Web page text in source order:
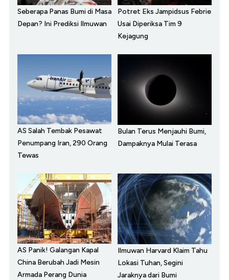
Seberapa Panas Bumi di Masa
Depan? Ini Prediksi Ilmuwan
Potret Eks Jampidsus Febrie
Usai Diperiksa Tim 9
Kejagung
AS Salah Tembak Pesawat
Penumpang Iran, 290 Orang
Tewas
Bulan Terus Menjauhi Bumi,
Dampaknya Mulai Terasa
AS Panik! Galangan Kapal
China Berubah Jadi Mesin
Armada Perang Dunia
Ilmuwan Harvard Klaim Tahu
Lokasi Tuhan, Segini
Jaraknya dari Bumi